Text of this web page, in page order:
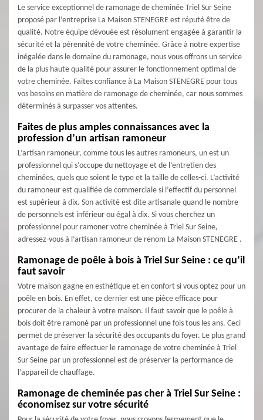
Le service exceptionnel de ramonage de cheminée Triel Sur Seine
proposé par l’entreprise La Maison STENEGRE est réputé être de
qualité. Notre équipe dévouée est résolument engagée à garantir la
sécurité et la pérennité de votre cheminée. Grâce à notre expertise
inégalée dans le domaine du ramonage, nous vous offrons un service
de la plus haute qualité pour assurer le fonctionnement optimal de
votre cheminée. Faites confiance à La Maison STENEGRE pour tous
vos besoins en matière de ramonage de cheminée, car nous sommes
déterminés à surpasser vos attentes.
Faites de plus amples connaissances avec la
profession d’un artisan ramoneur
L’artisan ramoneur, comme tous les autres ramoneurs, un est un
professionnel qui s’occupe du nettoyage et de l’entretien des
cheminées, quels que soient le type et la taille de celles-ci. L’activité
du ramoneur est qualifiée de commerciale si l’effectif du personnel
est supérieur à dix. Son activité est dite artisanale quand le nombre
de personnels est inférieur ou égal à dix. Si vous cherchez un
professionnel pour ramoner votre cheminée à Triel Sur Seine,
adressez-vous à l’artisan ramoneur de renom La Maison STENEGRE .
Ramonage de poêle à bois à Triel Sur Seine : ce qu’il
faut savoir
Votre maison gagne en esthétique et en confort si vous optez pour un
poêle en bois. En effet, ce dernier est une pièce efficace pour
procurer de la chaleur à votre maison. Il faut savoir que le poêle à
bois doit être ramoné par un professionnel une fois tous les ans. Ceci
permet de préserver la sécurité des occupants du foyer. Le plus grand
avantage de faire effectuer le ramonage de votre cheminée à Triel
Sur Seine par un professionnel est de préserver la performance de
l’appareil de chauffage.
Ramonage de cheminée pas cher à Triel Sur Seine :
économisez sur votre sécurité